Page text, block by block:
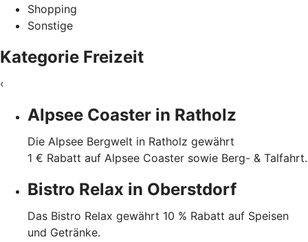
Shopping
Sonstige
Kategorie Freizeit
‹
Alpsee Coaster in Ratholz
Die Alpsee Bergwelt in Ratholz gewährt
1 € Rabatt auf Alpsee Coaster sowie Berg- & Talfahrt.
Bistro Relax in Oberstdorf
Das Bistro Relax gewährt 10 % Rabatt auf Speisen
und Getränke.